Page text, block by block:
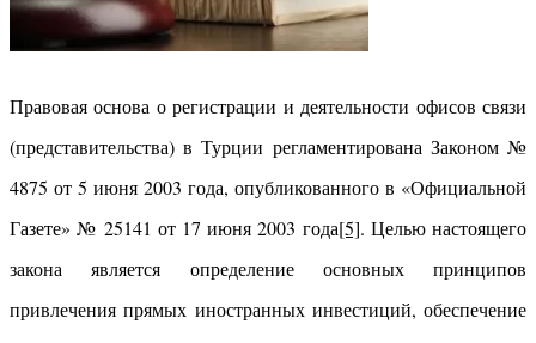
Правовая основа о регистрации и деятельности офисов связи
(представительства) в Турции регламентирована Законом №
4875 от 5 июня 2003 года, опубликованного в «Официальной
Газете» № 25141 от 17 июня 2003 года[5]. Целью настоящего
закона является определение основных принципов
привлечения прямых иностранных инвестиций, обеспечение